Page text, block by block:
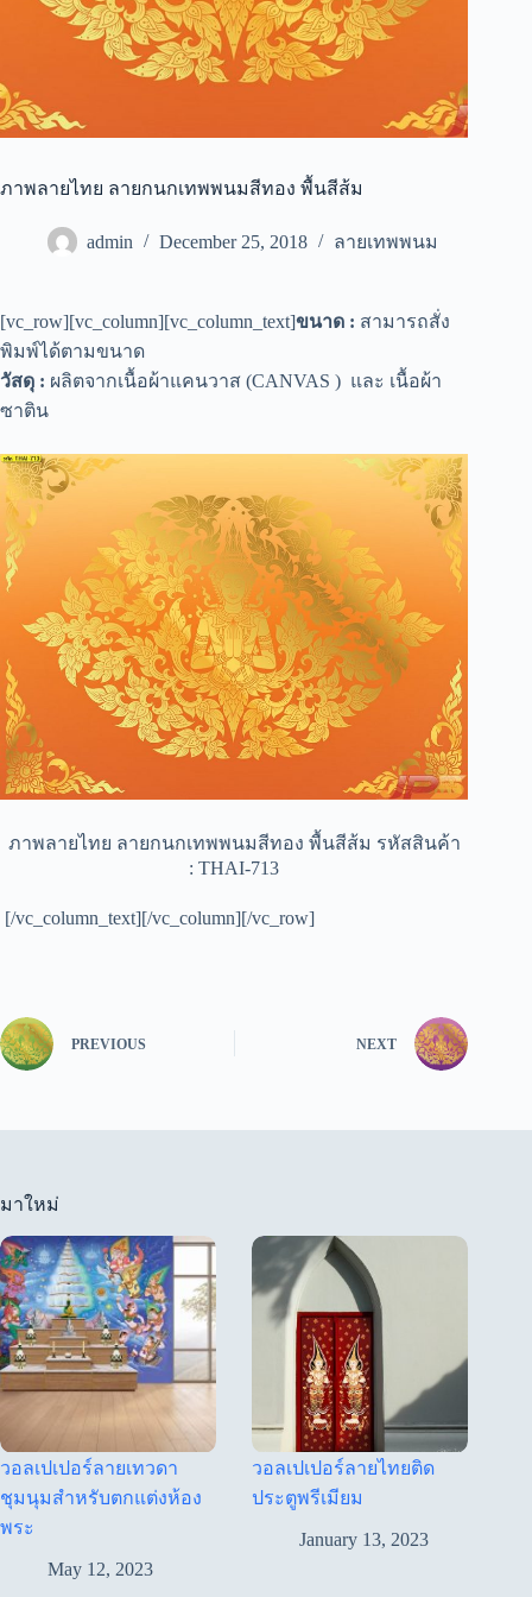
ภาพลายไทย ลายกนกเทพพนมสีทอง พื้นสีส้ม
admin December 25, 2018 ลายเทพพนม
[vc_row][vc_column][vc_column_text]ขนาด : สามารถสั่ง
พิมพ์ได้ตามขนาด
วัสดุ : ผลิตจากเนื้อผ้าแคนวาส (CANVAS ) และ เนื้อผ้า
ซาติน
ภาพลายไทย ลายกนกเทพพนมสีทอง พื้นสีส้ม รหัสสินค้า
: THAI-713
[/vc_column_text][/vc_column][/vc_row]
PREVIOUS NEXT
มาใหม่
วอลเปเปอร์ลายเทวดา
ชุมนุมสำหรับตกแต่งห้อง
พระ
May 12, 2023
วอลเปเปอร์ลายไทยติด
ประตูพรีเมียม
January 13, 2023